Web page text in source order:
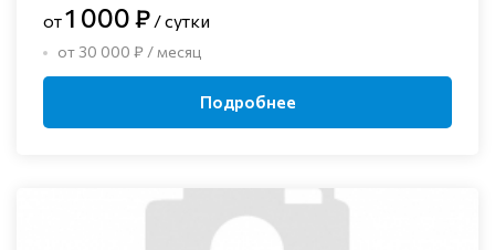
от1 000 ₽ / сутки
от 30 000 ₽ / месяц
Подробнее